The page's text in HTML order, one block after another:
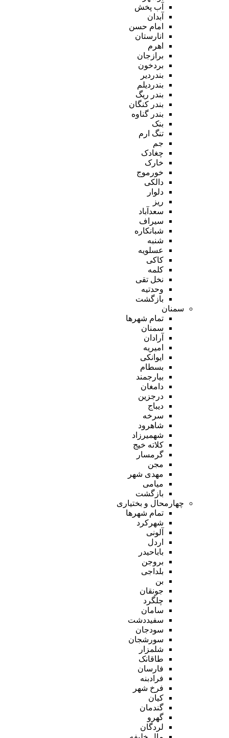
آب پخش
آبدان
امام حسن
انارستان
اهرم
برازجان
بردخون
بندردیر
بندردیلم
بندر ریگ
بندر کنگان
بندر گناوه
بنک
تنگ ارم
جم
چغادک
خارک
خورموج
دالکی
دلوار
ریز
سعدآباد
سیراف
شبانکاره
شنبه
عسلویه
کاکی
کلمه
نخل تقی
وحدتیه
بازگشت
سمنان
تمام شهر‌ها
سمنان
آرادان
امیریه
ایوانکی
بسطام
بیارجمند
دامغان
درجزین
دیباج
سرخه
شاهرود
شهمیرزاد
کلاته خیج
گرمسار
مجن
مهدی شهر
میامی
بازگشت
چهارمحال و بختیاری
تمام شهر‌ها
شهرکرد
آلونی
اردل
باباحیدر
بروجن
بلداجی
بن
جونقان
چلگرد
سامان
سفیددشت
سودجان
سورشجان
شلمزار
طاقانک
فارسان
فرادبنه
فرخ شهر
کیان
گندمان
گهرو
لردگان